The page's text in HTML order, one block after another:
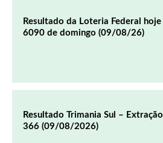
Resultado da Loteria Federal hoje
6090 de domingo (09/08/26)
Resultado Trimania Sul – Extração
366 (09/08/2026)